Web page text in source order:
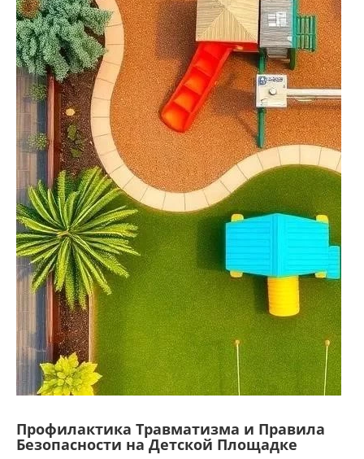
Профилактика Травматизма и Правила
Безопасности на Детской Площадке